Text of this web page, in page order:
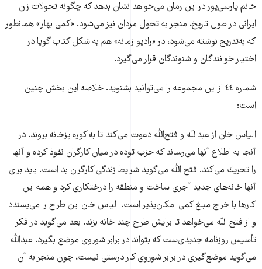
خانم پارسی‌پور در این رمان می‌خواهد نشان بدهد که چگونه تحولات زن
ایرانی در طول تاریخ، منجر به تحول مردان نیز می‌شود. «کمی بهار» همانطور
که به‌تدریج نوشته می‌شود، در «رادیو زمانه» هم به شکل کتاب گویا در
اختیار خوانندگان و شنوندگان قرار می‌گیرد.
شماره ٤٤ از این مجموعه را می‌توانید بشنوید. خلاصه این بخش چنین
است:
الياس خان از عبدالله و فتح‌الله دعوت مى‌كند تا به كوره پزخانه بروند. در
آنجا به اطلاع آنها مى‌رساند كه حزب توده در ميان كارگران نفوذ كرده و آنها
را تحريك مى‌كند. فتح الله مى‌گويد شرايط زندگى كارگران بد است. بايد براى
آنها خانه‌هاى جديد آجرى ساخت و منطقه را درختكارى كرد و همه اين
كارها با خرج مبلغ كمى امكان‌پذير است. الياس خان اين طرح را مى‌پسندد
و از فتح الله مى‌خواهد تا برايش طرح چند خانه بزند. بعد مى‌گويد در فكر
تأسيس روزنامه جديدى‌ست كه بتواند در برابر شوروى موضع بگيرد. عبدالله
مى‌گويد موضع‌گيرى در برابر شوروى كار درستى نيست، چون منجر به آن